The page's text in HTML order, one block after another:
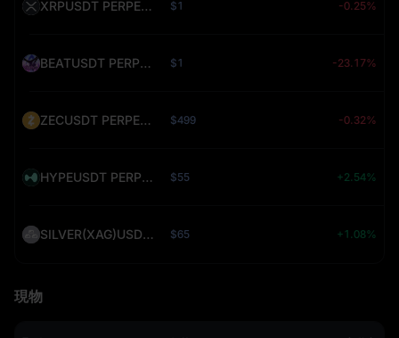
XRPUSDT PERPETUAL (XRP) $1 -0.25%
BEATUSDT PERPETUAL (BEAT) $1 -23.17%
ZECUSDT PERPETUAL (ZEC) $499 -0.32%
HYPEUSDT PERPETUAL (HYPE) $55 +2.54%
SILVER(XAG)USDT PERPETUAL (SILVER) $65 +1.08%
現物